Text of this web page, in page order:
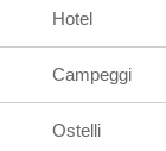
Hotel
Campeggi
Ostelli